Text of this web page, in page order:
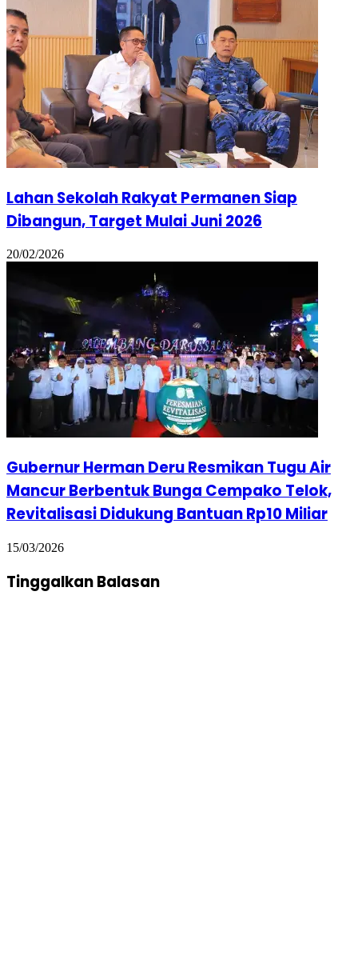
Lahan Sekolah Rakyat Permanen Siap
Dibangun, Target Mulai Juni 2026
20/02/2026
Gubernur Herman Deru Resmikan Tugu Air
Mancur Berbentuk Bunga Cempako Telok,
Revitalisasi Didukung Bantuan Rp10 Miliar
15/03/2026
Tinggalkan Balasan